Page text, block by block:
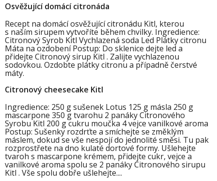
Osvěžující domácí citronáda
Recept na domácí osvěžující citronádu Kitl, kterou
s naším sirupem vytvoříte během chvilky. Ingredience:
Citronový Syrob Kitl Vychlazená soda Led Plátky citronu
Máta na ozdobení Postup: Do sklenice dejte led a
přidejte Citronový sirup Kitl . Zalijte vychlazenou
sodovkou. Ozdobte plátky citronu a případně čerstvé
máty.
Citronový cheesecake Kitl
Ingredience: 250 g sušenek Lotus 125 g másla 250 g
mascarpone 350 g tvarohu 2 panáky Citronového
Syrobu Kitl 200 g cukru moučka 4 vejce vanilkové aroma
Postup: Sušenky rozdrťte a smíchejte se změklým
máslem, dokud se vše nespojí do jednolité směsi. Tu pak
rozprostřete na dno kulaté dortové formy. Ušlehejte
tvaroh s mascarpone krémem, přidejte cukr, vejce a
vanilkové aroma spolu se 2 panáky Citronového sirupu
Kitl . Vše spolu dobře ušlehejte....